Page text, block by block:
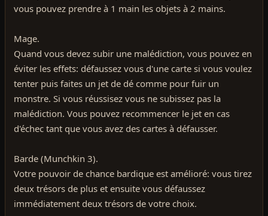
vous pouvez prendre à 1 main les objets à 2 mains.
Mage.
Quand vous devez subir une malédiction, vous pouvez en
éviter les effets: défaussez vous d'une carte si vous voulez
tenter puis faites un jet de dé comme pour fuir un
monstre. Si vous réussisez vous ne subissez pas la
malédiction. Vous pouvez recommencer le jet en cas
d'échec tant que vous avez des cartes à défausser.
Barde (Munchkin 3).
Votre pouvoir de chance bardique est amélioré: vous tirez
deux trésors de plus et ensuite vous défaussez
immédiatement deux trésors de votre choix.